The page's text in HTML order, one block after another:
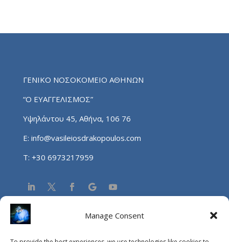
Manage Consent
ΓΕΝΙΚΟ ΝΟΣΟΚΟΜΕΙΟ ΑΘΗΝΩΝ
“Ο ΕΥΑΓΓΕΛΙΣΜΟΣ”
Υψηλάντου 45, Αθήνα, 106 76
E: info@vasileiosdrakopoulos.com
T: +30 6973217959
NEA